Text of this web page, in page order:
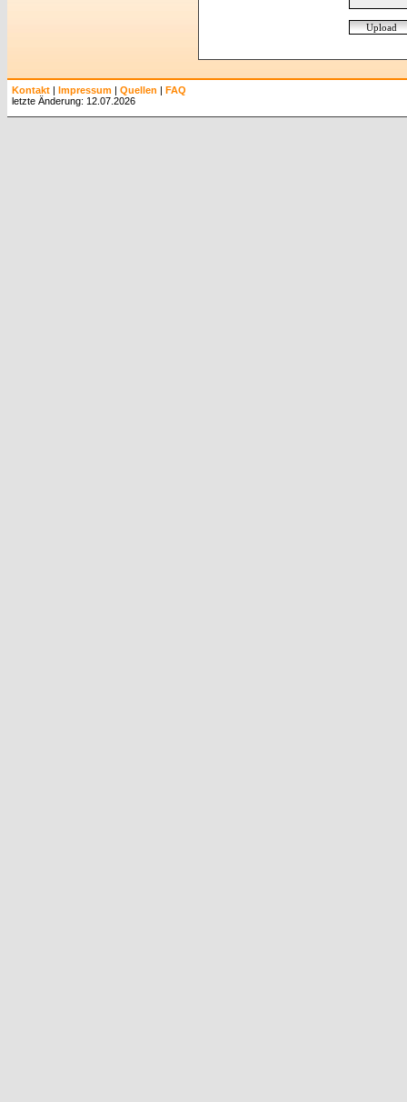
Kontakt | Impressum | Quellen | FAQ
letzte Änderung: 12.07.2026